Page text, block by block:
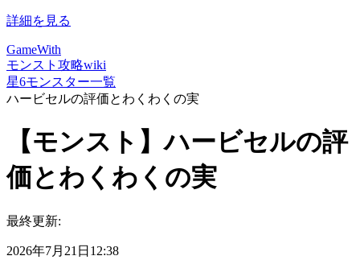
詳細を見る
GameWith
モンスト攻略wiki
星6モンスター一覧
ハービセルの評価とわくわくの実
【モンスト】ハービセルの評
価とわくわくの実
最終更新:
2026年7月21日12:38